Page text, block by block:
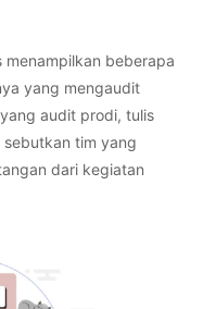
menampilkan beberapa
yang mengaudit
audit prodi, tulis
sebutkan tim yang
dari kegiatan